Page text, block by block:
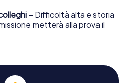
– Difficoltà alta e storia
metterà alla prova il